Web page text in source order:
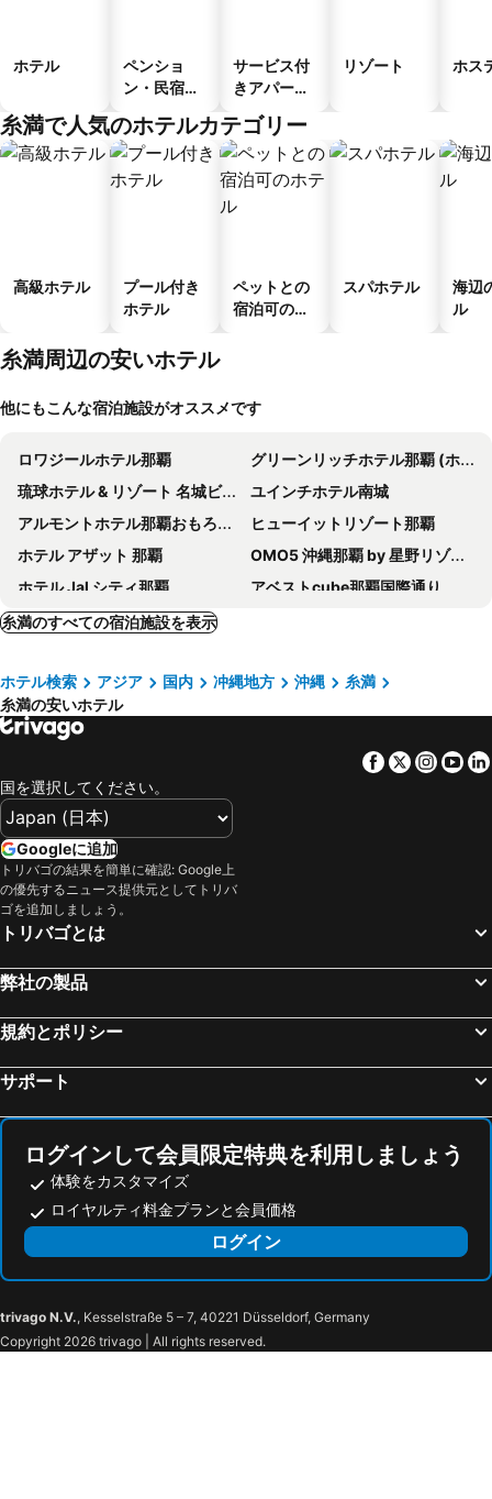
ホテル
ペンショ
ン・民宿・
ス
サービス付
きアパート
リゾート ホス
糸満で人気のホテルカテゴリー
高級ホテル
プール付き
ホテル
ペットとの
宿泊可のホ
スパホテル
海辺
ル
糸満周辺の安いホテル
他にもこんな宿泊施設がオススメです
ロワジールホテル那覇
グリーンリッチホテル那覇 (ホテル&キャビン)
琉球ホテル & リゾート 名城ビーチ
ユインチホテル南城
アルモントホテル那覇おもろまち
ヒューイットリゾート那覇
ホテル アザット 那覇
OMO5 沖縄那覇 by 星野リゾート
ホテル Jal シティ那覇
アベストcube那覇国際通り
パシフィック ホテル沖縄
ダイワロイネットホテル那覇国際通り
スマイルホテル那覇シティリゾート
ダイワロイネットホテル那覇おもろまち
ワイズキャビン & ホテル那覇国際通り
ロコイン沖縄
Okinawa Harborview Hotel
ホテルグレイスリー那覇
グランドキャビンホテル那覇小禄
那覇ビーチサイドホテル
ホテルリブマックス那覇
ノボテル沖縄那覇
リッチモンドホテル那覇久茂地
東横INN那覇旭橋駅前
ホテルアクアチッタナハ
ハイアット リージェンシー那覇 沖縄
アパホテル 那覇
リブレ ガーデン ホテル
レンブラントスタイル那覇
ホテル アンテルーム 那覇
スマイルホテル沖縄那覇
東横INN那覇新都心おもろまち
COMMUNITY&SPA 那覇セントラルホテル
Blue Fish
15 Minutes To Airport~1 Minute Walk To Beach Xianyunzhai
DanXiaGE in country near the sea
ホテルグランビューガーデン沖縄
ホテルグランビューガーデン沖縄
ザ・サザンリンクスリゾートホテル
糸満のすべての宿泊施設を表示
ホテル検索 アジア 国内 冲縄地方 沖縄
糸満
糸満の安いホテル
Facebook
Twitter
国を選択してください。
Googleに追加
トリバゴの結果を簡単に確認: Google上
の優先するニュース提供元としてトリバ
ゴを追加しましょう。
トリバゴとは
弊社の製品
規約とポリシー
サポート
ログインして会員限定特典を利用しましょう
体験をカスタマイズ
ロイヤルティ料金プランと会員価格
ログイン
trivago N.V., Kesselstraße 5 – 7, 40221 Düsseldorf, Germany
Copyright 2026 trivago | All rights reserved.